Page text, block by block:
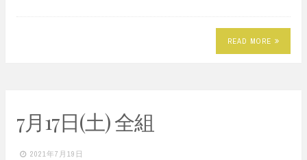
READ MORE
7月17日(土) 全組
2021年7月19日